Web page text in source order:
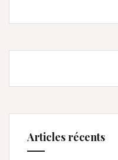
Articles récents